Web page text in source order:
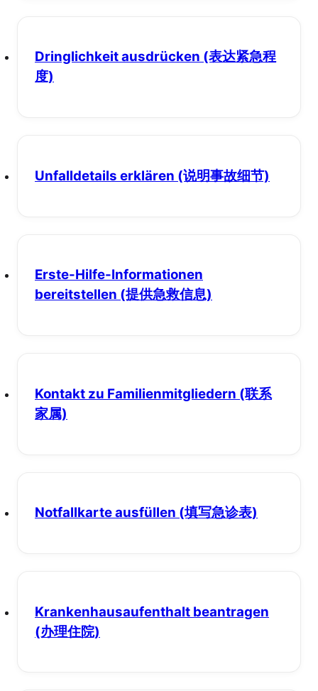
Dringlichkeit ausdrücken (表达紧急程
度)
Unfalldetails erklären (说明事故细节)
Erste-Hilfe-Informationen
bereitstellen (提供急救信息)
Kontakt zu Familienmitgliedern (联系
家属)
Notfallkarte ausfüllen (填写急诊表)
Krankenhausaufenthalt beantragen
(办理住院)